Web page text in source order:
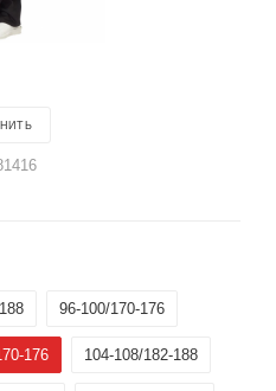
96-100/170-176
176 104-108/182-188